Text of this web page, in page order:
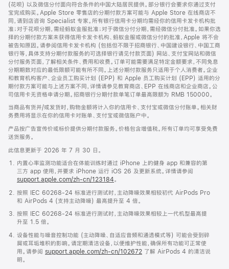
(花呗) 以及微信分付面向符合条件的中国大陆居民提供。部分银行会要求你通过支付
宝完成购买。Apple Store 零售店的分期付款方案可能与 Apple Store 在线商店不
同，请到店咨询 Specialist 专家。所有银行信用卡分期均需经你的信用卡发卡机构批
准；对于花呗分期，需经蚂蚁金服批准；对于微信分付分期，需经微信分付批准。如果你选
择的分期付款方案未获得信用卡发卡机构、蚂蚁金服或微信分付的批准，Apple 将不会
被告知原因。请参阅信用卡发卡机构 (包括但不限于招商银行、中国建设银行、中国工商
银行等，具体支持分期付款服务的可选择银行请见付款页面) 网站、支付宝网站和微信
分付服务页面，了解相关条件、费用和收费。订单可能需要满足特定金额要求，不同免息
分期期数对应的最低限额可能有所不同。上述分期付款服务只适用于个人消费者。企业
和教育机构客户、企业员工购买计划 (EPP) 和 Apple 员工购买计划 (EPP) 适用的分
期付款方案可能与上述方案不同，详情请参见教育商店、EPP 在线商店和企业商店。公
司信用卡无资格申请分期。招商银行分期付款单笔订单最高限额为 RMB 150000。
当商品有货并/或发货时，购物金额将计入你的信用卡、支付宝或微信分付账单。相关财
务费用将显示在你的信用卡对账单、支付宝或微信账户中。
产品按广告宣传价或标价提供分期付款服务。价格包含增值税。所有订单均可享受免费
送货服务。
此信息更新于 2026 年 7 月 30 日。
内置心率监测功能适合在体能训练时通过 iPhone 上的健身 app 和兼容的第
三方 app 使用，并要求 iPhone 运行 iOS 26 及更新系统。详情请参阅
support.apple.com/zh-cn/123184。
按照 IEC 60268-24 标准进行测试时，主动降噪效果相较初代 AirPods Pro
和 AirPods 4 (支持主动降噪) 最高提升至 4 倍。
按照 IEC 60268-24 标准进行测试时，主动降噪效果相较上一代机型最高提
升至 1.5 倍。
设备性能与噪音控制功能 (主动降噪、自适应音频和通透模式等) 可能会受到碎
屑或耳垢堆积的影响。请定期清洁设备，以便维护性能，确保所有功能可正常使
用。请参阅 support.apple.com/zh-cn/102672 了解 AirPods 4 的清洁说
明。